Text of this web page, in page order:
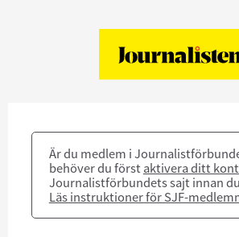
Är du medlem i
behöver du först aktivera ditt
Journalistförbundets sajt innan
Läs instruktioner för SJF-